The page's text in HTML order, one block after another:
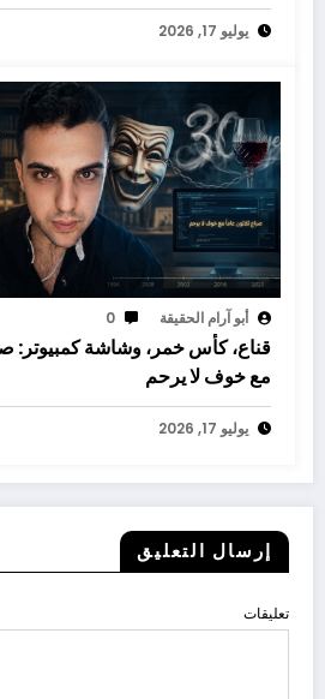
يوليو 17, 2026
أبو آرام الحقيقة 0
قناع، كأس خمر، وشاشة كمبيوتر:
مع خوف لا يرحم
يوليو 17, 2026
إرسال التعليق
تعليقات